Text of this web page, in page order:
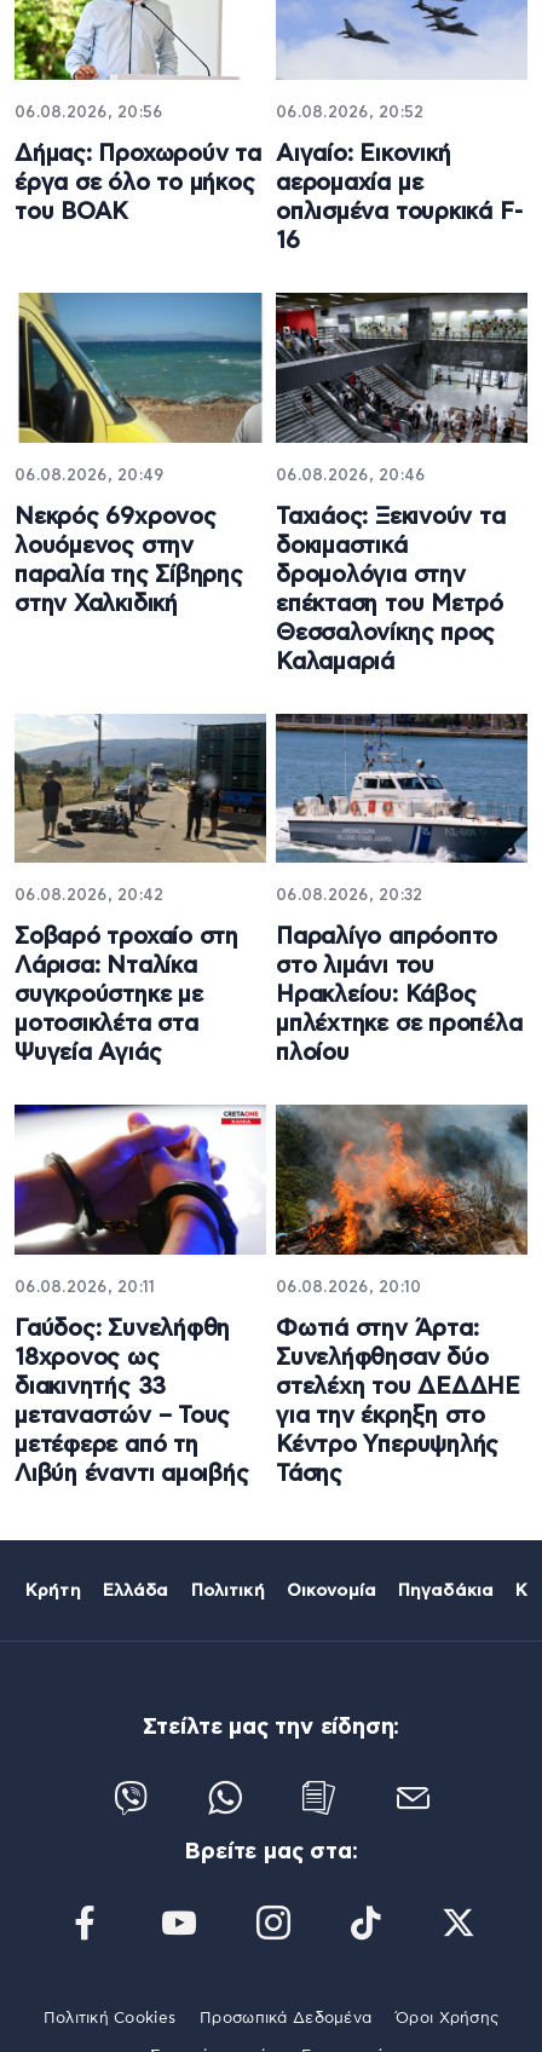
06.08.2026, 20:56
Δήμας: Προχωρούν τα
έργα σε όλο το μήκος
του ΒΟΑΚ
06.08.2026, 20:52
Αιγαίο: Εικονική
αερομαχία με
οπλισμένα τουρκικά F-
16
06.08.2026, 20:49
Νεκρός 69χρονος
λουόμενος στην
παραλία της Σίβηρης
στην Χαλκιδική
06.08.2026, 20:46
Ταχιάος: Ξεκινούν τα
δοκιμαστικά
δρομολόγια στην
επέκταση του Μετρό
Θεσσαλονίκης προς
Καλαμαριά
06.08.2026, 20:42
Σοβαρό τροχαίο στη
Λάρισα: Νταλίκα
συγκρούστηκε με
μοτοσικλέτα στα
Ψυγεία Αγιάς
06.08.2026, 20:32
Παραλίγο απρόοπτο
στο λιμάνι του
Ηρακλείου: Κάβος
μπλέχτηκε σε προπέλα
πλοίου
06.08.2026, 20:11
Γαύδος: Συνελήφθη
18χρονος ως
διακινητής 33
μεταναστών – Τους
μετέφερε από τη
Λιβύη έναντι αμοιβής
06.08.2026, 20:10
Φωτιά στην Άρτα:
Συνελήφθησαν δύο
στελέχη του ΔΕΔΔΗΕ
για την έκρηξη στο
Κέντρο Υπερυψηλής
Τάσης
Κρήτη Ελλάδα Πολιτική Οικονομία Πηγαδάκια
Στείλτε μας την είδηση:
Βρείτε μας στα:
Πολιτική Cookies Προσωπικά Δεδομένα Όροι Χρήσης